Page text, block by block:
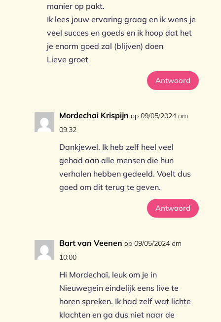
manier op pakt.
Ik lees jouw ervaring graag en ik wens je
veel succes en goeds en ik hoop dat het
je enorm goed zal (blijven) doen
Lieve groet
Antwoord
Mordechai Krispijn op 09/05/2024 om
09:32
Dankjewel. Ik heb zelf heel veel
gehad aan alle mensen die hun
verhalen hebben gedeeld. Voelt dus
goed om dit terug te geven.
Antwoord
Bart van Veenen op 09/05/2024 om
10:00
Hi Mordechaï, leuk om je in
Nieuwegein eindelijk eens live te
horen spreken. Ik had zelf wat lichte
klachten en ga dus niet naar de